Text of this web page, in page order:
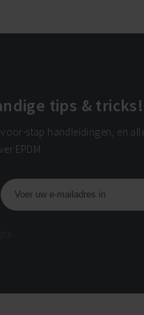
tips & tricks!
stap handleidingen, en
EPDM.